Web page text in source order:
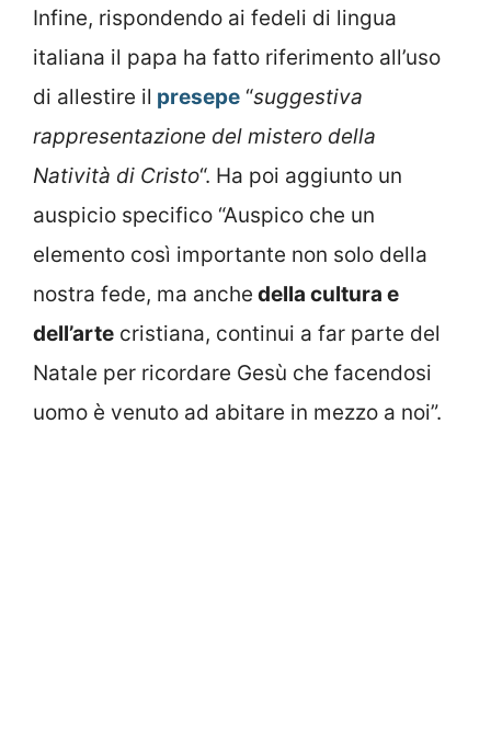
Infine, rispondendo ai fedeli di lingua
italiana il papa ha fatto riferimento all’uso
di allestire il presepe “suggestiva
rappresentazione del mistero della
Natività di Cristo“. Ha poi aggiunto un
auspicio specifico “Auspico che un
elemento così importante non solo della
nostra fede, ma anche della cultura e
dell’arte cristiana, continui a far parte del
Natale per ricordare Gesù che facendosi
uomo è venuto ad abitare in mezzo a noi”.